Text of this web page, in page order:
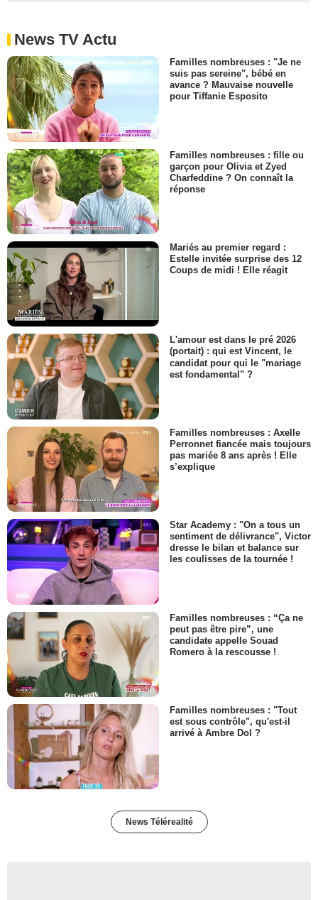
News TV Actu
Familles nombreuses : "Je ne
suis pas sereine", bébé en
avance ? Mauvaise nouvelle
pour Tiffanie Esposito
Familles nombreuses : fille ou
garçon pour Olivia et Zyed
Charfeddine ? On connaît la
réponse
Mariés au premier regard :
Estelle invitée surprise des 12
Coups de midi ! Elle réagit
L'amour est dans le pré 2026
(portait) : qui est Vincent, le
candidat pour qui le "mariage
est fondamental" ?
Familles nombreuses : Axelle
Perronnet fiancée mais toujours
pas mariée 8 ans après ! Elle
s’explique
Star Academy : "On a tous un
sentiment de délivrance", Victor
dresse le bilan et balance sur
les coulisses de la tournée !
Familles nombreuses : “Ça ne
peut pas être pire”, une
candidate appelle Souad
Romero à la rescousse !
Familles nombreuses : "Tout
est sous contrôle", qu'est-il
arrivé à Ambre Dol ?
News Télérealité